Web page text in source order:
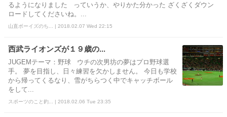
るようになりました っていうか、やりかた分かった ざくざくダウン
ロードしてくださいね。...
山直ボーイズのち... | 2018.02.07 Wed 22:15
西武ライオンズが１９歳の...
JUGEMテーマ：野球 ウチの次男坊の夢はプロ野球選
手。 夢を目指し、日々練習を欠かしません。 今日も学校
から帰ってくるなり、雪がちらつく中でキャッチボール
をして...
スポーツのこと釣... | 2018.02.06 Tue 23:35